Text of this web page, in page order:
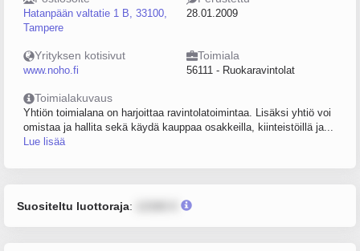
Hatanpään valtatie 1 B, 33100,
Tampere
28.01.2009
Yrityksen kotisivut
www.noho.fi
Toimiala
56111 - Ruokaravintolat
Toimialakuvaus
Yhtiön toimialana on harjoittaa ravintolatoimintaa. Lisäksi yhtiö voi
omistaa ja hallita sekä käydä kauppaa osakkeilla, kiinteistöillä ja...
Lue lisää
Suositeltu luottoraja: